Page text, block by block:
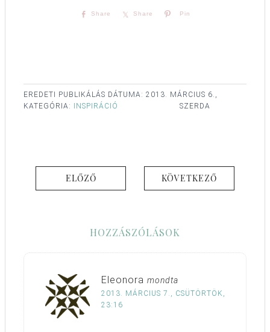
Share Share Pin
EREDETI PUBLIKÁLÁS DÁTUMA: 2013. MÁRCIUS 6.,
SZERDA
KATEGÓRIA: INSPIRÁCIÓ
ELŐZŐ KÖVETKEZŐ
HOZZÁSZÓLÁSOK
Eleonora mondta
2013. MÁRCIUS 7., CSÜTÖRTÖK,
23:16